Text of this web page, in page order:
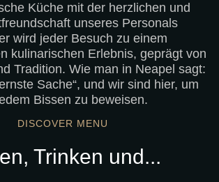
Küche mit der herzlichen und
unseres Personals
wird jeder Besuch zu einem
kulinarischen Erlebnis, geprägt von
Tradition. Wie man in Neapel sagt:
Sache“, und wir sind hier, um
Bissen zu beweisen.
DISCOVER MENU
Trinken und...